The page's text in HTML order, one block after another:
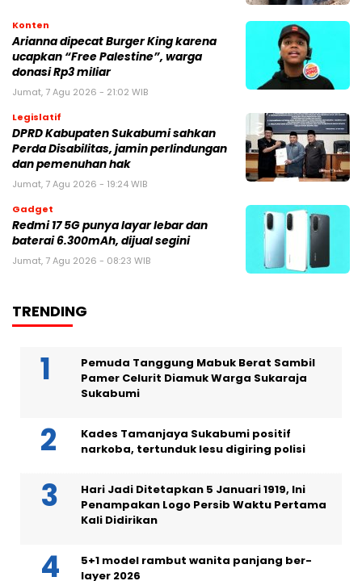
Konten
Arianna dipecat Burger King karena
ucapkan “Free Palestine”, warga
donasi Rp3 miliar
Jumat, 7 Agu 2026 - 21:02 WIB
Legislatif
DPRD Kabupaten Sukabumi sahkan
Perda Disabilitas, jamin perlindungan
dan pemenuhan hak
Jumat, 7 Agu 2026 - 19:24 WIB
Gadget
Redmi 17 5G punya layar lebar dan
baterai 6.300mAh, dijual segini
Jumat, 7 Agu 2026 - 08:23 WIB
TRENDING
Pemuda Tanggung Mabuk Berat Sambil
Pamer Celurit Diamuk Warga Sukaraja
Sukabumi
Kades Tamanjaya Sukabumi positif
narkoba, tertunduk lesu digiring polisi
Hari Jadi Ditetapkan 5 Januari 1919, Ini
Penampakan Logo Persib Waktu Pertama
Kali Didirikan
5+1 model rambut wanita panjang ber-
layer 2026